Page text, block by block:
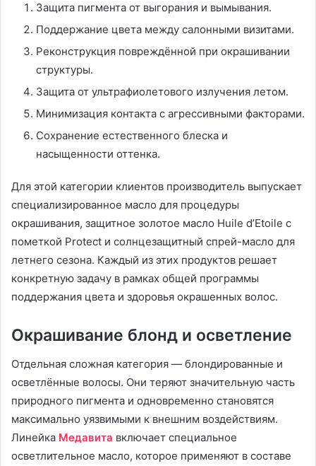
Защита пигмента от выгорания и вымывания.
Поддержание цвета между салонными визитами.
Реконструкция повреждённой при окрашивании
структуры.
Защита от ультрафиолетового излучения летом.
Минимизация контакта с агрессивными факторами.
Сохранение естественного блеска и
насыщенности оттенка.
Для этой категории клиентов производитель выпускает
специализированное масло для процедуры
окрашивания, защитное золотое масло Huile d’Etoile с
пометкой Protect и солнцезащитный спрей-масло для
летнего сезона. Каждый из этих продуктов решает
конкретную задачу в рамках общей программы
поддержания цвета и здоровья окрашенных волос.
Окрашивание блонд и осветление
Отдельная сложная категория — блондированные и
осветлённые волосы. Они теряют значительную часть
природного пигмента и одновременно становятся
максимально уязвимыми к внешним воздействиям.
Линейка Медавита включает специальное
осветлительное масло, которое применяют в составе